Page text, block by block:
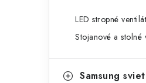
LED stropné
Stojanové a stolné
Samsung